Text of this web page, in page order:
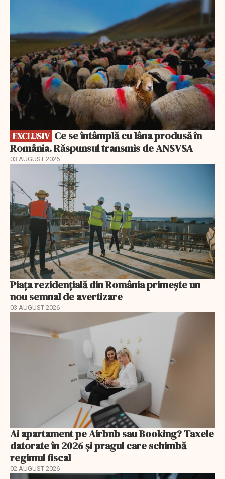
EXCLUSIV
România. Răspunsul transmis de ANSVSA
03 AUGUST 2026
Piața rezidențială din România primește un
nou semnal de avertizare
03 AUGUST 2026
Ai apartament pe Airbnb sau Booking? Taxele
datorate în 2026 și pragul care schimbă
regimul fiscal
02 AUGUST 2026